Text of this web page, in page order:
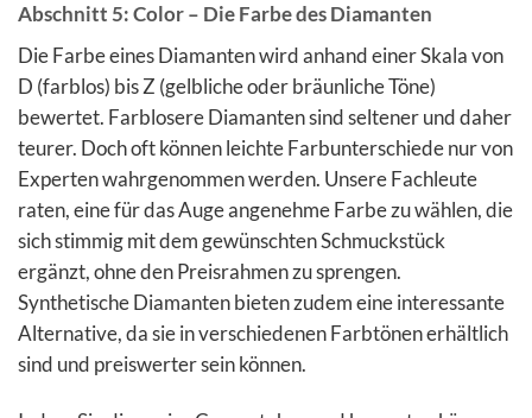
Abschnitt 5: Color – Die Farbe des Diamanten
Die Farbe eines Diamanten wird anhand einer Skala von
D (farblos) bis Z (gelbliche oder bräunliche Töne)
bewertet. Farblosere Diamanten sind seltener und daher
teurer. Doch oft können leichte Farbunterschiede nur von
Experten wahrgenommen werden. Unsere Fachleute
raten, eine für das Auge angenehme Farbe zu wählen, die
sich stimmig mit dem gewünschten Schmuckstück
ergänzt, ohne den Preisrahmen zu sprengen.
Synthetische Diamanten bieten zudem eine interessante
Alternative, da sie in verschiedenen Farbtönen erhältlich
sind und preiswerter sein können.